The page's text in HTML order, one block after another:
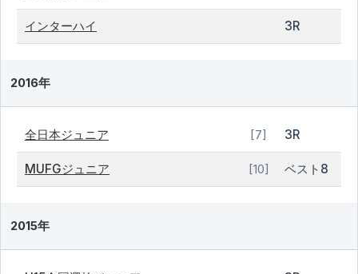
インターハイ 3R
2016年
全日本ジュニア [7] 3R
MUFGジュニア [10] ベスト8
2015年